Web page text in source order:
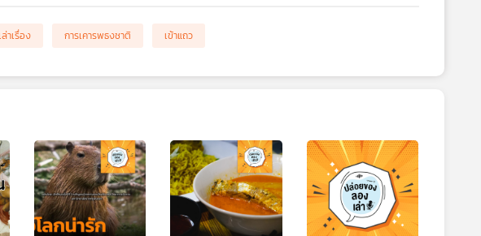
าเรื่อง การเคารพธงชาติ เข้าแถว